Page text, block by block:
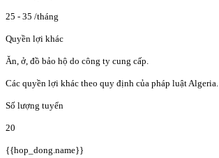
25 - 35 /tháng
Quyền lợi khác
Ăn, ở, đồ bảo hộ do công ty cung cấp.
Các quyền lợi khác theo quy định của pháp luật Algeria.
Số lượng tuyển
20
{{hop_dong.name}}